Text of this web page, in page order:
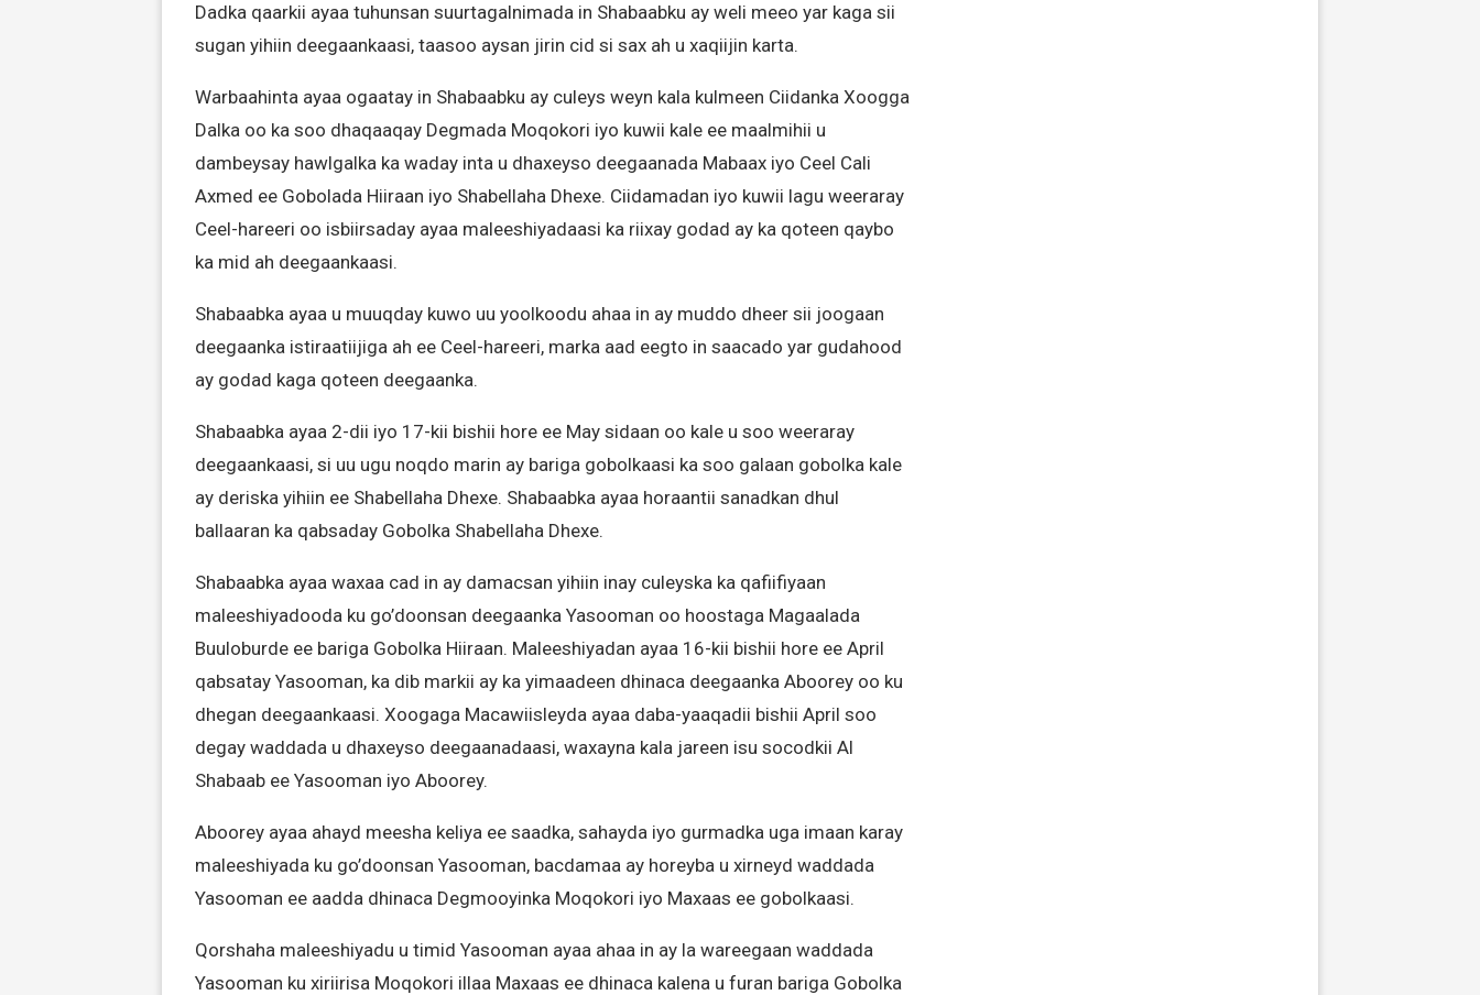
Dadka qaarkii ayaa tuhunsan suurtagalnimada in Shabaabku ay weli meeo yar kaga sii
sugan yihiin deegaankaasi, taasoo aysan jirin cid si sax ah u xaqiijin karta.
Warbaahinta ayaa ogaatay in Shabaabku ay culeys weyn kala kulmeen Ciidanka Xoogga
Dalka oo ka soo dhaqaaqay Degmada Moqokori iyo kuwii kale ee maalmihii u
dambeysay hawlgalka ka waday inta u dhaxeyso deegaanada Mabaax iyo Ceel Cali
Axmed ee Gobolada Hiiraan iyo Shabellaha Dhexe. Ciidamadan iyo kuwii lagu weeraray
Ceel-hareeri oo isbiirsaday ayaa maleeshiyadaasi ka riixay godad ay ka qoteen qaybo
ka mid ah deegaankaasi.
Shabaabka ayaa u muuqday kuwo uu yoolkoodu ahaa in ay muddo dheer sii joogaan
deegaanka istiraatiijiga ah ee Ceel-hareeri, marka aad eegto in saacado yar gudahood
ay godad kaga qoteen deegaanka.
Shabaabka ayaa 2-dii iyo 17-kii bishii hore ee May sidaan oo kale u soo weeraray
deegaankaasi, si uu ugu noqdo marin ay bariga gobolkaasi ka soo galaan gobolka kale
ay deriska yihiin ee Shabellaha Dhexe. Shabaabka ayaa horaantii sanadkan dhul
ballaaran ka qabsaday Gobolka Shabellaha Dhexe.
Shabaabka ayaa waxaa cad in ay damacsan yihiin inay culeyska ka qafiifiyaan
maleeshiyadooda ku go’doonsan deegaanka Yasooman oo hoostaga Magaalada
Buuloburde ee bariga Gobolka Hiiraan. Maleeshiyadan ayaa 16-kii bishii hore ee April
qabsatay Yasooman, ka dib markii ay ka yimaadeen dhinaca deegaanka Aboorey oo ku
dhegan deegaankaasi. Xoogaga Macawiisleyda ayaa daba-yaaqadii bishii April soo
degay waddada u dhaxeyso deegaanadaasi, waxayna kala jareen isu socodkii Al
Shabaab ee Yasooman iyo Aboorey.
Aboorey ayaa ahayd meesha keliya ee saadka, sahayda iyo gurmadka uga imaan karay
maleeshiyada ku go’doonsan Yasooman, bacdamaa ay horeyba u xirneyd waddada
Yasooman ee aadda dhinaca Degmooyinka Moqokori iyo Maxaas ee gobolkaasi.
Qorshaha maleeshiyadu u timid Yasooman ayaa ahaa in ay la wareegaan waddada
Yasooman ku xiriirisa Moqokori illaa Maxaas ee dhinaca kalena u furan bariga Gobolka